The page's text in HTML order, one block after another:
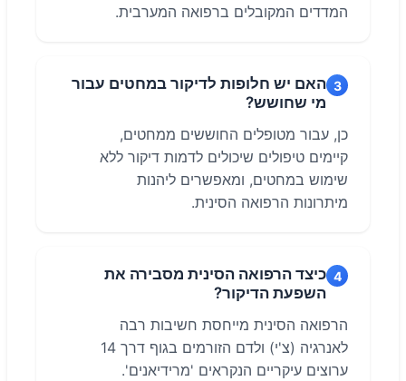
המדדים המקובלים ברפואה המערבית.
3 האם יש חלופות לדיקור במחטים עבור
מי שחושש?
כן, עבור מטופלים החוששים ממחטים,
קיימים טיפולים שיכולים לדמות דיקור ללא
שימוש במחטים, ומאפשרים ליהנות
מיתרונות הרפואה הסינית.
4 כיצד הרפואה הסינית מסבירה את
השפעת הדיקור?
הרפואה הסינית מייחסת חשיבות רבה
לאנרגיה (צ'י) ולדם הזורמים בגוף דרך 14
ערוצים עיקריים הנקראים 'מרידיאנים'.